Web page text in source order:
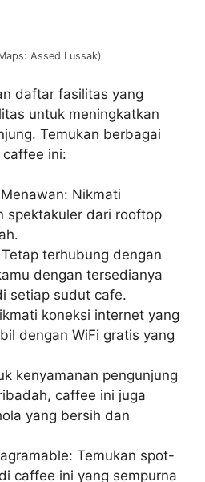
Assed Lussak)
daftar fasilitas yang
untuk meningkatkan
Temukan berbagai
ini:
Nikmati
spektakuler dari rooftop
terhubung dengan
dengan tersedianya
setiap sudut cafe.
koneksi internet yang
dengan WiFi gratis yang
kenyamanan pengunjung
caffee ini juga
yang bersih dan
Temukan spot-
caffee ini yang sempurna